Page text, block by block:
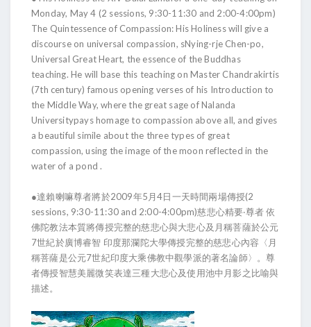
Monday, May 4 (2 sessions, 9:30-11:30 and 2:00-4:00pm)
The Quintessence of Compassion: His Holiness will give a
discourse on universal compassion, sNying-rje Chen-po,
Universal Great Heart, the essence of the Buddhas
teaching. He will base this teaching on Master Chandrakirtis
(7th century) famous opening verses of his Introduction to
the Middle Way, where the great sage of Nalanda
Universitypays homage to compassion above all, and gives
a beautiful simile about the three types of great
compassion, using the image of the moon reflected in the
water of a pond .
●達賴喇嘛尊者將於2009年5月4日一天時間兩場傳授(2
sessions, 9:30-11:30 and 2:00-4:00pm)慈悲心精要‧尊者 依
佛陀教法本質將傳授完整的慈悲心與大悲心及月稱菩薩於公元
7世紀於廣博睿智 印度那瀾陀大學傳授完整的慈悲心內容〈月
稱菩薩是公元7世紀印度大乘佛教中觀學派的著名論師〉。尊
者傳授智慧美麗微笑表達三種大悲心及使用池中月影之比喻與
描述。